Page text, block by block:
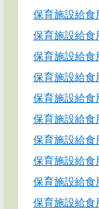
保育施設給食
保育施設給食
保育施設給食
保育施設給食
保育施設給食
保育施設給食
保育施設給食
保育施設給食
保育施設給食
保育施設給食